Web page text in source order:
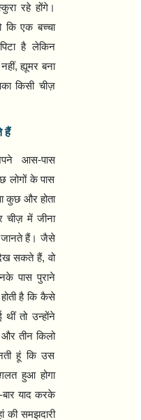
रहे होंगे।
कि एक बच्चा
है लेकिन
,ह्यूमर बना
किसी चीज़
हैं
आस-पास
लोगों के पास
कुछ और होता
चीज़ में जीना
जानते हैं। जैसे
सकते हैं,वो
पास पुराने
है कि कैसे
तो उन्होंने
तीन किलो
हूं कि उस
हुआ होगा
याद करके
की समझदारी